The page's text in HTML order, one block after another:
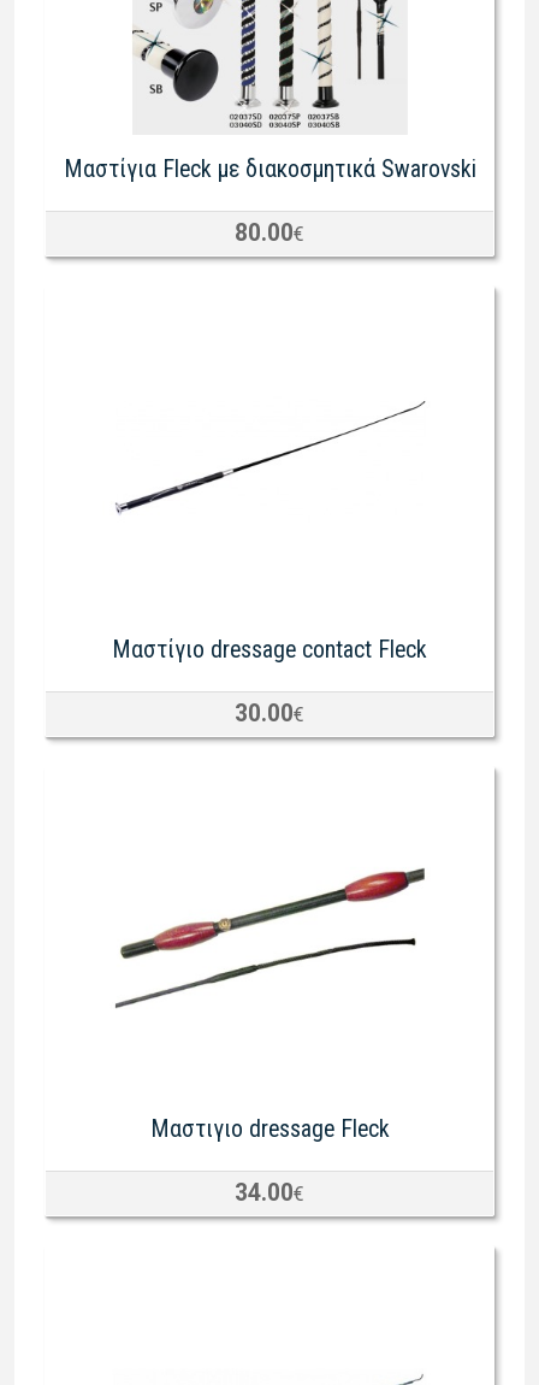
Μαστίγια Fleck με διακοσμητικά Swarovski
80.00€
Μαστίγιο dressage contact Fleck
30.00€
Μαστιγιο dressage Fleck
34.00€